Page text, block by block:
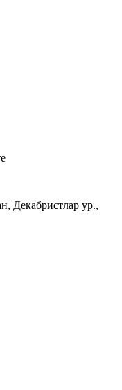
Декабристлар ур.,